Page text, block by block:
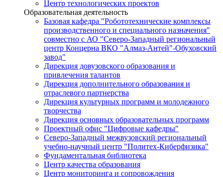
Центр технологических проектов
Образовательная деятельность
Базовая кафедра "Робототехнические комплексы
производственного и специального назначения"
совместно с АО "Северо-Западный региональный
центр Концерна ВКО "Алмаз-Антей"-Обуховский
завод"
Дирекция довузовского образования и
привлечения талантов
Дирекция дополнительного образования и
отраслевого партнерства
Дирекция культурных программ и молодежного
творчества
Дирекция основных образовательных программ
Проектный офис "Цифровые кафедры"
Северо-Западный межвузовский региональный
учебно-научный центр "Политех-Киберфизика"
Фундаментальная библиотека
Центр качества образования
Центр мониторинга и сопровождения